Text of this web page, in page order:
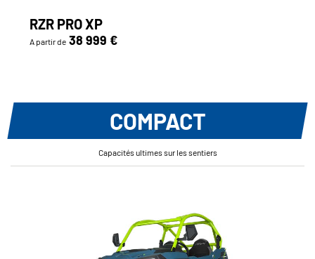
RZR PRO XP
A partir de 38 999 €
COMPACT
Capacités ultimes sur les sentiers